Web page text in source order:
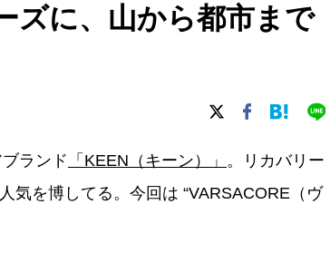
ズに、山から都市まで
ランド 「KEEN（キーン）」 。リカバリー
気を博してる。今回は “VARSACORE（ヴ